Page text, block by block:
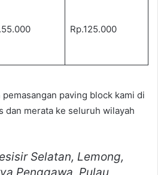
Rp.125.000
paving block kami di
dan merata ke seluruh wilayah
Selatan, Lemong,